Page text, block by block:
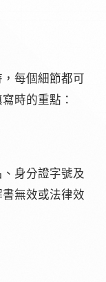
每個細節都可
時的重點：
身分證字號及
無效或法律效